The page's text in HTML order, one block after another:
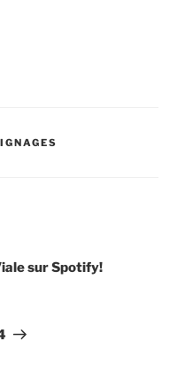
sur Spotify!